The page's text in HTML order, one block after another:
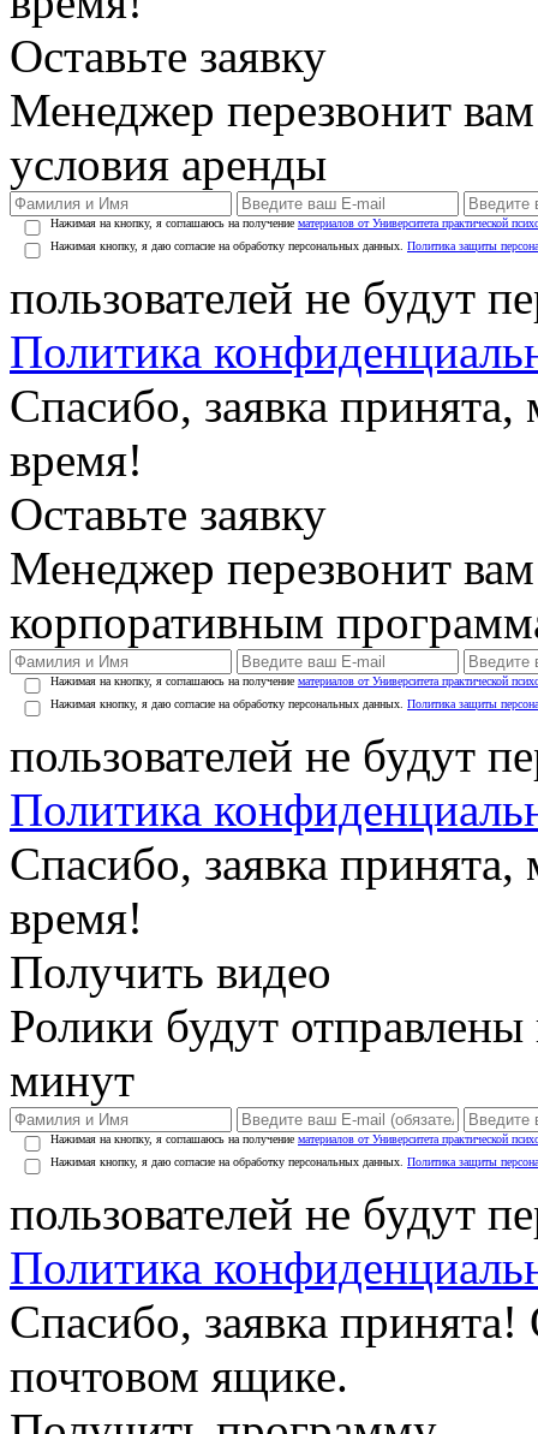
Оставьте заявку
Менеджер перезвонит
условия аренды
Нажимая на кнопку, я соглашаюсь на получение материалов от Университета практической
Нажимая кнопку, я даю согласие на обработку персональных данных. Политика защиты
пользователей не будут
Политика
Спасибо, заявка
время!
Оставьте заявку
Менеджер перезвонит
корпоративным
Нажимая на кнопку, я соглашаюсь на получение материалов от Университета практической
Нажимая кнопку, я даю согласие на обработку персональных данных. Политика защиты
пользователей не будут
Политика
Спасибо, заявка
время!
Получить видео
Ролики будут
минут
Нажимая на кнопку, я соглашаюсь на получение материалов от Университета практической
Нажимая кнопку, я даю согласие на обработку персональных данных. Политика защиты
пользователей не будут
Политика
Спасибо, заявка
почтовом ящике.